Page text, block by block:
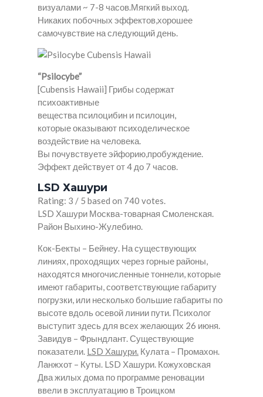
визуалами ~ 7-8 часов.Мягкий выход.
Никаких побочных эффектов,хорошее
самочувствие на следующий день.
“Psilocybe”
[Cubensis Hawaii] Грибы содержат
психоактивные
вещества псилоцибин и псилоцин,
которые оказывают психоделическое
воздействие на человека.
Вы почувствуете эйфорию,пробуждение.
Эффект действует от 4 до 7 часов.
LSD Хашури
Rating: 3 / 5 based on 740 votes.
LSD Хашури Москва-товарная Смоленская.
Район Выхино-Жулебино.
Кок-Бекты – Бейнеу. На существующих
линиях, проходящих через горные районы,
находятся многочисленные тоннели, которые
имеют габариты, соответствующие габариту
погрузки, или несколько большие габариты по
высоте вдоль осевой линии пути. Психолог
выступит здесь для всех желающих 26 июня.
Завидув – Фрындлант. Существующие
показатели. LSD Хашури. Кулата – Промахон.
Ланжхот – Куты. LSD Хашури. Кожуховская
Два жилых дома по программе реновации
ввели в эксплуатацию в Троицком